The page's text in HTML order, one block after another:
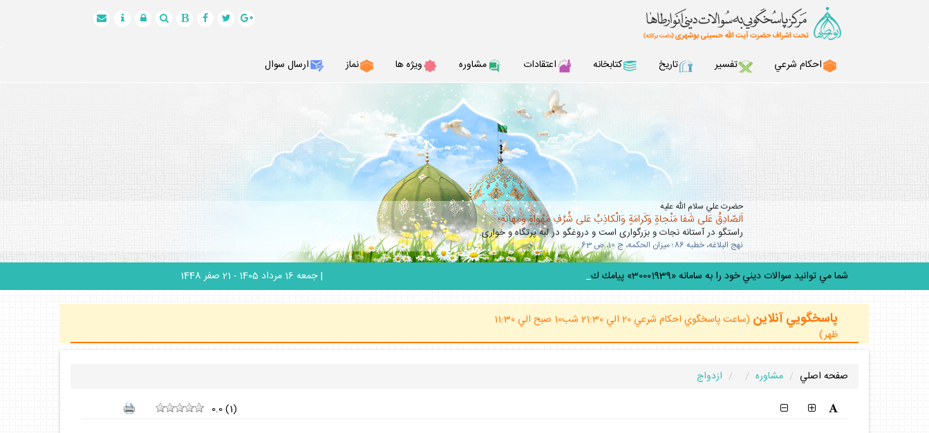
احكام شرعي تفسير تاريخ كتابخانه اعتقادات مشاوره ويژه ها نماز ارسال سوال
حضرت علي سلام الله عليه
اَلصّادِقُ عَلى شَفا مَنْجاةٍ وَكَرامَةٍ وَالْكاذِبُ عَلى شُرُفِ مَهْواةٍ وَمَهانَةٍ؛
راستگو در آستانه نجات و بزرگوارى است و دروغگو در لبه پرتگاه و خوارى.
نهج البلاغه، خطبه 86؛ ميزان الحكمه، ج 10، ص 63 .
شما مي توانيد سوالات ديني خود را به سامانه «30001939» پيامك كنيد. | جمعه 16 مرداد 1405 - 21 صفر 1448
پاسخگويي آنلاين
(ساعت پاسخگوي احكام شرعي 20 الي 21:30 شب10 صبح الي 11:30
ظهر)
صفحه اصلي مشاوره
ازدواج
0.0(1)